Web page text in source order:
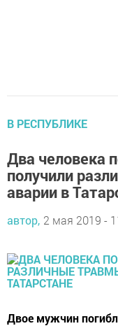
В РЕСПУБЛИКЕ
Два человека
получили
аварии в
автор, 2 мая 2019 -
Двое мужчин